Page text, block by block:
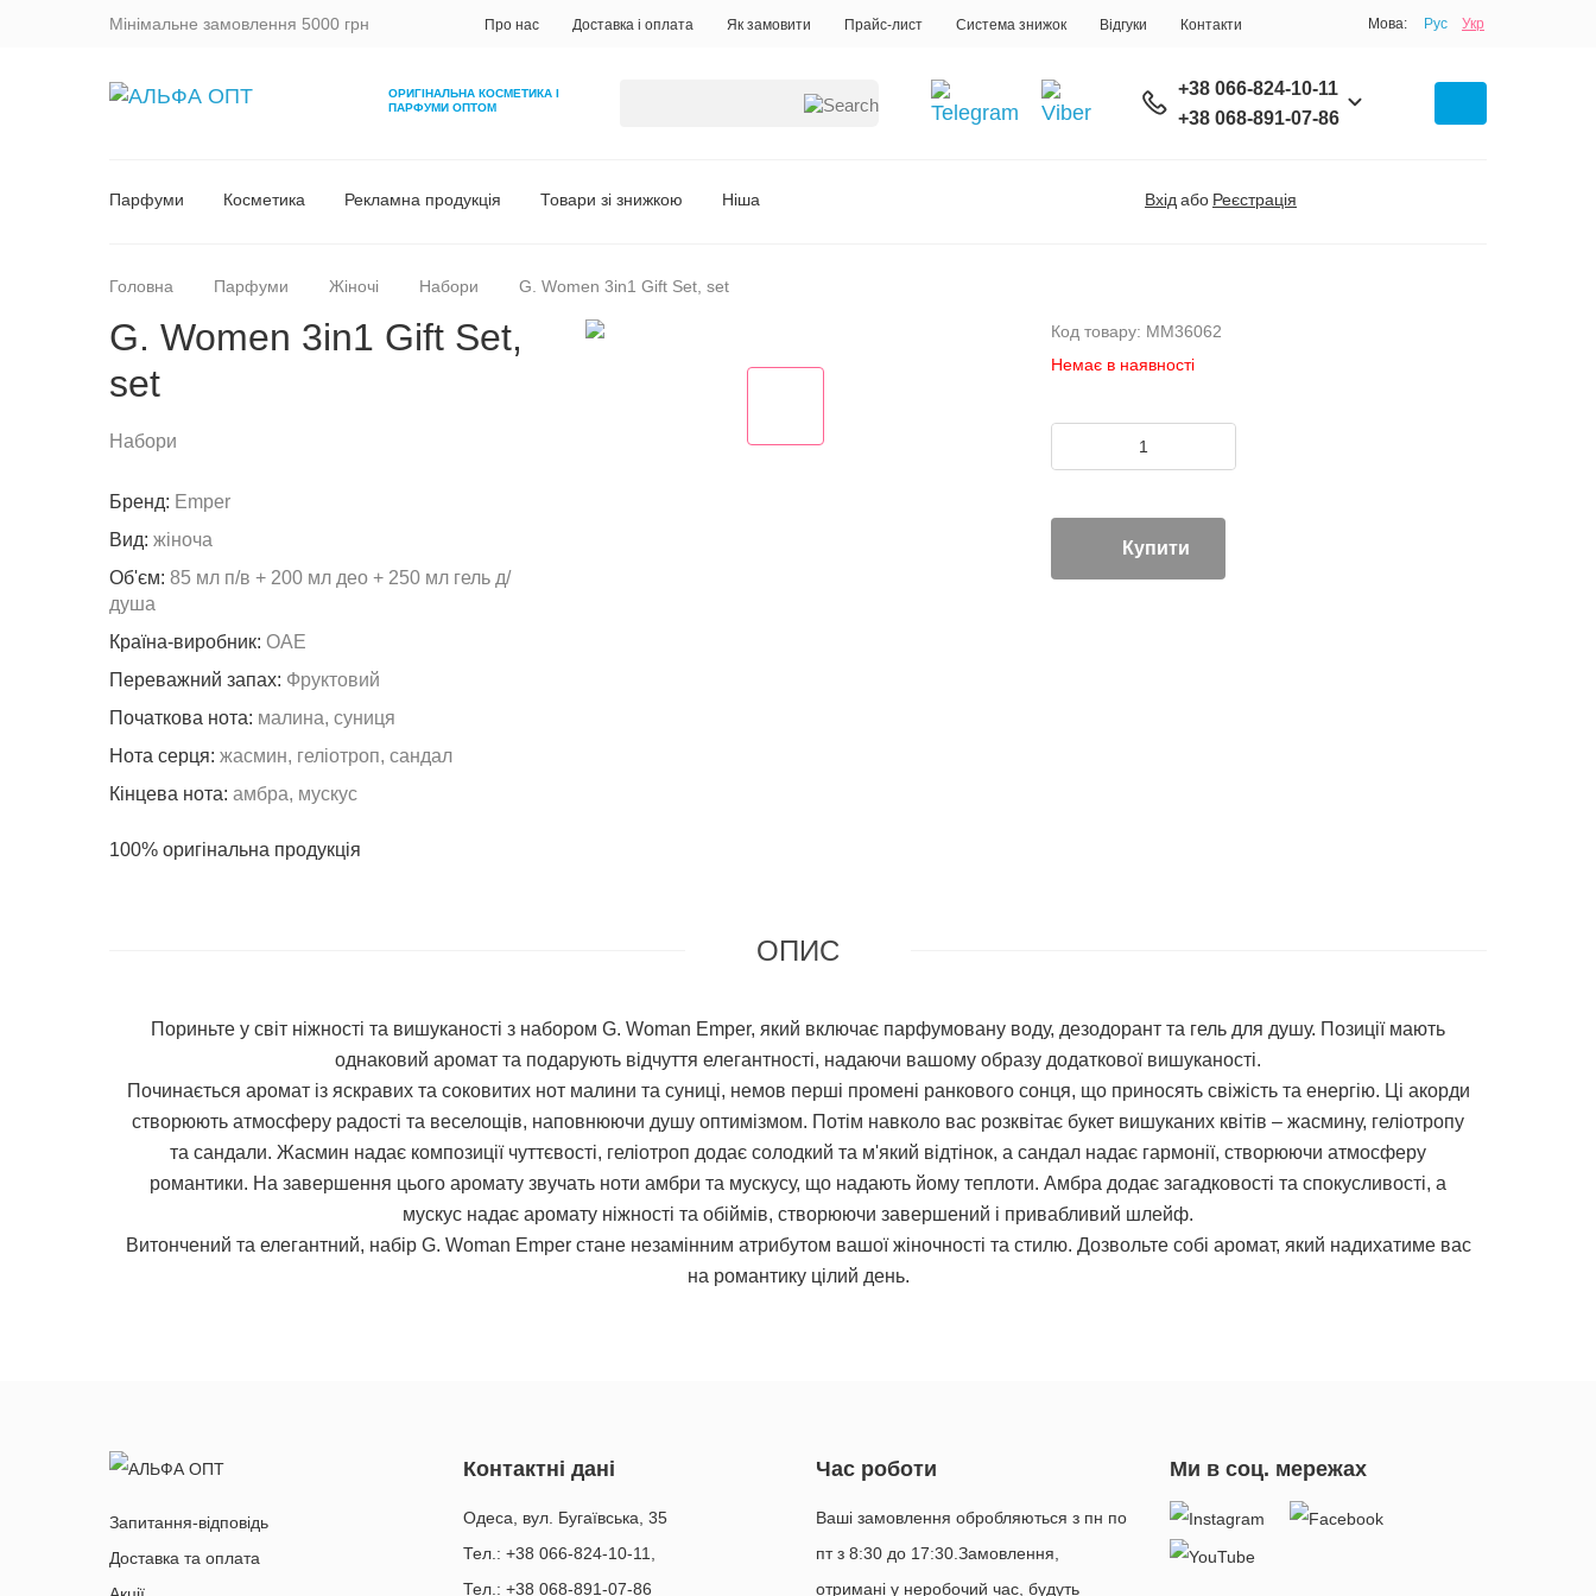
Мінімальне замовлення 5000 грн Про нас Доставка і оплата Як замовити Прайс-лист Система знижок Відгуки Контакти Мова: Рус Укр
ОРИГІНАЛЬНА КОСМЕТИКА І
ПАРФУМИ ОПТОМ
+38 066-824-10-11
+38 068-891-07-86
Парфуми Косметика Рекламна продукція Товари зі знижкою Ніша Вхід або Реєстрація
Головна Парфуми Жіночі Набори G. Women 3in1 Gift Set, set
G. Women 3in1 Gift Set,
set
Набори
Бренд: Emper
Вид: жіноча
Об'єм: 85 мл п/в + 200 мл део + 250 мл гель д/
душа
Країна-виробник: ОАЕ
Переважний запах: Фруктовий
Початкова нота: малина, суниця
Нота серця: жасмин, геліотроп, сандал
Кінцева нота: амбра, мускус
100% оригінальна продукція
Код товару: MM36062
Немає в наявності
Купити
ОПИС
Пориньте у світ ніжності та вишуканості з набором G. Woman Emper, який включає парфумовану воду, дезодорант та гель для душу. Позиції мають
однаковий аромат та подарують відчуття елегантності, надаючи вашому образу додаткової вишуканості.
Починається аромат із яскравих та соковитих нот малини та суниці, немов перші промені ранкового сонця, що приносять свіжість та енергію. Ці акорди
створюють атмосферу радості та веселощів, наповнюючи душу оптимізмом. Потім навколо вас розквітає букет вишуканих квітів – жасмину, геліотропу
та сандали. Жасмин надає композиції чуттєвості, геліотроп додає солодкий та м'який відтінок, а сандал надає гармонії, створюючи атмосферу
романтики. На завершення цього аромату звучать ноти амбри та мускусу, що надають йому теплоти. Амбра додає загадковості та спокусливості, а
мускус надає аромату ніжності та обіймів, створюючи завершений і привабливий шлейф.
Витончений та елегантний, набір G. Woman Emper стане незамінним атрибутом вашої жіночності та стилю. Дозвольте собі аромат, який надихатиме вас
на романтику цілий день.
Запитання-відповідь
Доставка та оплата
Контактні дані
Одеса, вул. Бугаївська, 35
Тел.: +38 066-824-10-11
Тел.: +38 068-891-07-86
Час роботи
Ваші замовлення обробляються з пн по
пт з 8:30 до 17:30.Замовлення,
отримані у неробочий час, будуть
Ми в соц. мережах